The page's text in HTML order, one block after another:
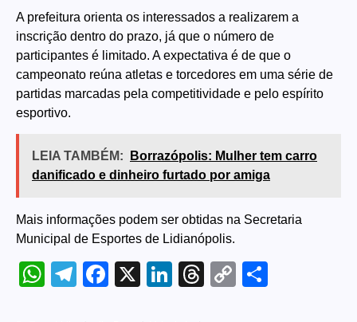
A prefeitura orienta os interessados a realizarem a
inscrição dentro do prazo, já que o número de
participantes é limitado. A expectativa é de que o
campeonato reúna atletas e torcedores em uma série de
partidas marcadas pela competitividade e pelo espírito
esportivo.
LEIA TAMBÉM:
Borrazópolis: Mulher tem carro
danificado e dinheiro furtado por amiga
Mais informações podem ser obtidas na Secretaria
Municipal de Esportes de Lidianópolis.
WhatsApp
Telegram
Facebook
X LinkedIn
Threads
Copy